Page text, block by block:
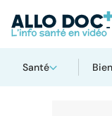
Santé